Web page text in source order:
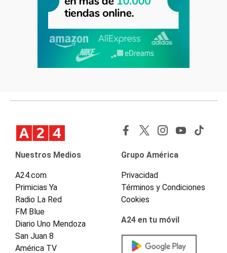
Nuestros Medios
A24.com
Primicias Ya
Radio La Red
FM Blue
Diario Uno Mendoza
San Juan 8
América TV
Grupo América
Privacidad
Términos y Condiciones
Cookies
A24 en tu móvil